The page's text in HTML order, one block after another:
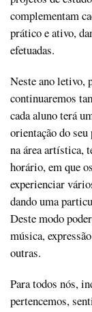
complementam
prático e ativo,
efetuadas.
Neste ano letivo,
continuaremos
cada aluno terá
orientação do
na área artística,
horário, em que
experienciar
dando uma
Deste modo
música,
outras.
Para todos nós,
pertencemos,